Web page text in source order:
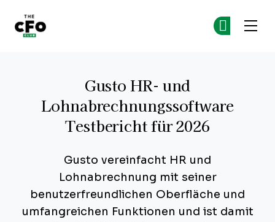
Gusto HR- und
Lohnabrechnungssoftware
Testbericht für 2026
Gusto vereinfacht HR und
Lohnabrechnung mit seiner
benutzerfreundlichen Oberfläche und
umfangreichen Funktionen und ist damit